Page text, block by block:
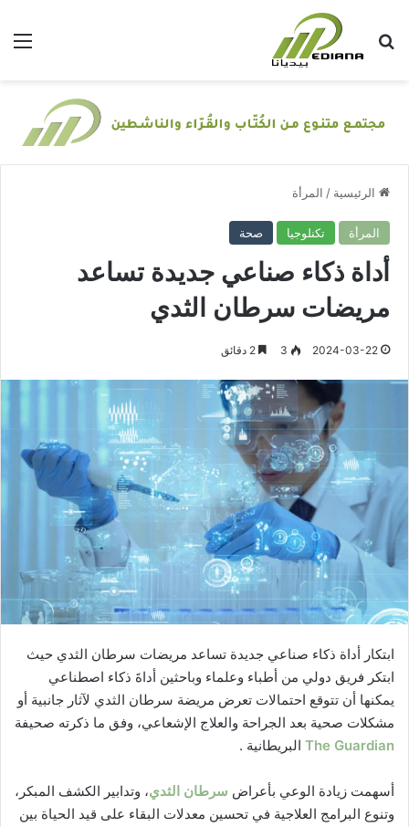
بحث عن
الرئيسية / المرأة
المرأة تكنلوجيا صحة
أداة ذكاء صناعي جديدة تساعد
مريضات سرطان الثدي
2024-03-22
3
ابتكار أداة ذكاء صناعي جديدة تساعد مريضات سرطان الثدي حيث
ابتكر فريق دولي من أطباء وعلماء وباحثين أداةَ ذكاء اصطناعي
يمكنها أن تتوقع احتمالات تعرض مريضة سرطان الثدي لآثار جانبية أو
مشكلات صحية بعد الجراحة والعلاج الإشعاعي، وفق ما ذكرته صحيفة
The Guardian البريطانية .
أسهمت زيادة الوعي بأعراض سرطان الثدي، وتدابير الكشف المبكر،
وتنوع البرامج العلاجية في تحسين معدلات البقاء على قيد الحياة بين